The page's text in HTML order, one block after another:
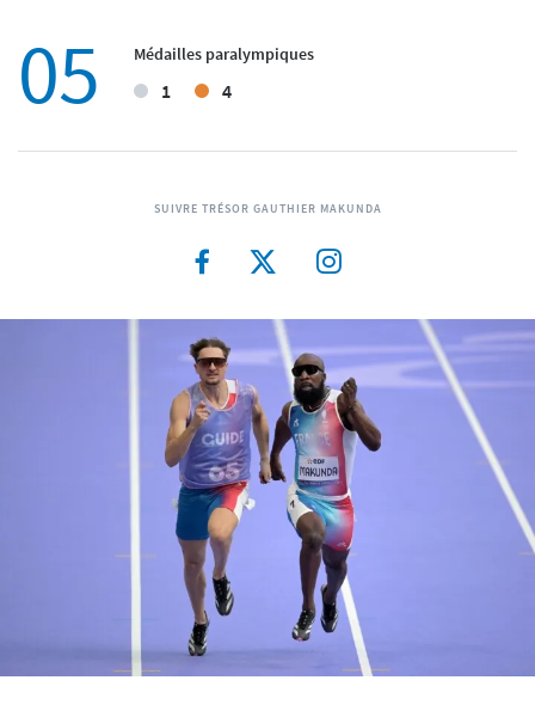
05 Médailles paralympiques
1 4
SUIVRE TRÉSOR GAUTHIER MAKUNDA